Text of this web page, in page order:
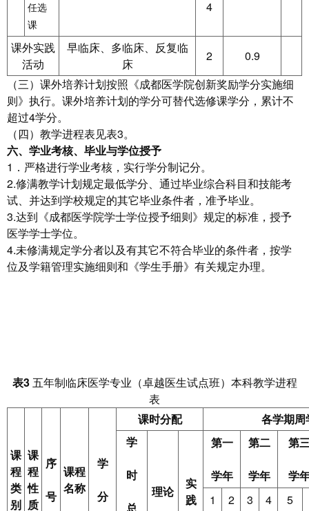
任选
课
4
课外实践
活动
早临床、多临床、反复临
床
2
0.9
（三）课外培养计划按照《成都医学院创新奖励学分实施细
则》执行。课外培养计划的学分可替代选修课学分，累计不
超过4学分。
（四）教学进程表见表3。
六、学业考核、毕业与学位授予
1．严格进行学业考核，实行学分制记分。
2.修满教学计划规定最低学分、通过毕业综合科目和技能考
试、并达到学校规定的其它毕业条件者，准予毕业。
3.达到《成都医学院学士学位授予细则》规定的标准，授予
医学学士学位。
4.未修满规定学分者以及有其它不符合毕业的条件者，按学
位及学籍管理实施细则和《学生手册》有关规定办理。
表3五年制临床医学专业（卓越医生试点班）本科教学进程
表
课
程
类
别
课
程
性
质
序
号
课程
名称
学
分
课时分配
各学期
学
时
理论
实
践
第一
学年
第二
学年
第
学
1
2 3 4 5